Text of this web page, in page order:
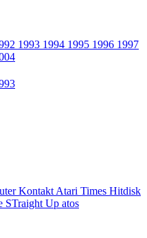
1993 1994 1995 1996 1997
Kontakt Atari Times Hitdisk
STraight Up atos